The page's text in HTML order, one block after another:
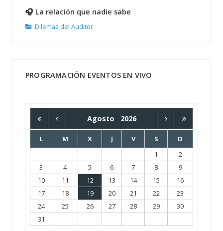
🎧 La relación que nadie sabe
Dilemas del Auditor
PROGRAMACIÓN EVENTOS EN VIVO
Agosto 2026
L M X J V S
D
1
2
3
4 5 6 7 8
9
10
11 12 13 14 15
16
17
18 19 20 21 22
23
24
25 26 27 28 29
30
31